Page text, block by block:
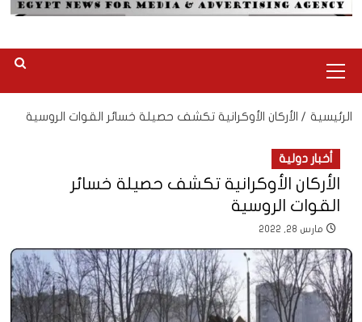
الرئيسية
الرئيسية الأركان الأوكرانية تكشف حصيلة خسائر القوات الروسية
أخبار دولية
الأركان الأوكرانية تكشف حصيلة خسائر
القوات الروسية
مارس 28, 2022